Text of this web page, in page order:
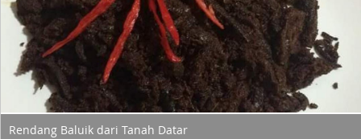
Rendang Baluik dari Tanah Datar